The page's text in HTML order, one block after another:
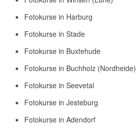
Fotokurse in Harburg
Fotokurse in Stade
Fotokurse in Buxtehude
Fotokurse in Buchholz (Nordheide)
Fotokurse in Seevetal
Fotokurse in Jesteburg
Fotokurse in Adendorf